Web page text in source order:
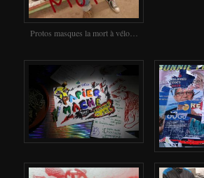
Protos masques la mort à vélo…